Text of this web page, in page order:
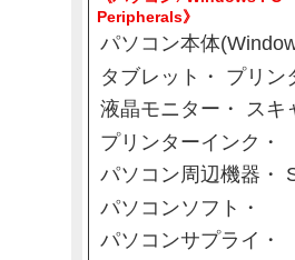
Peripherals》
パソコン本体
タブレット
プリン
液晶モニター
スキ
プリンターインク
パソコン周辺機器
パソコンソフト
パソコンサプライ